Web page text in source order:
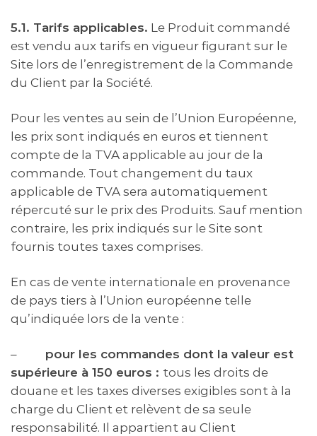
5.1. Tarifs applicables. Le Produit commandé
est vendu aux tarifs en vigueur figurant sur le
Site lors de l’enregistrement de la Commande
du Client par la Société.
Pour les ventes au sein de l’Union Européenne,
les prix sont indiqués en euros et tiennent
compte de la TVA applicable au jour de la
commande. Tout changement du taux
applicable de TVA sera automatiquement
répercuté sur le prix des Produits. Sauf mention
contraire, les prix indiqués sur le Site sont
fournis toutes taxes comprises.
En cas de vente internationale en provenance
de pays tiers à l’Union européenne telle
qu’indiquée lors de la vente :
– pour les commandes dont la valeur est
supérieure à 150 euros : tous les droits de
douane et les taxes diverses exigibles sont à la
charge du Client et relèvent de sa seule
responsabilité. Il appartient au Client